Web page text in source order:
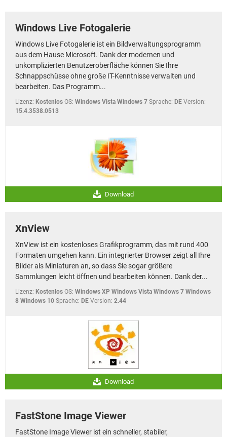
Windows Live Fotogalerie
Windows Live Fotogalerie ist ein Bildverwaltungsprogramm
aus dem Hause Microsoft. Dank der modernen und
unkomplizierten Benutzeroberfläche können Sie Ihre
Schnappschüsse ohne große IT-Kenntnisse verwalten und
bearbeiten. Das Programm...
Lizenz: Kostenlos OS: Windows Vista Windows 7 Sprache: DE Version:
15.4.3538.0513
Download
XnView
XnView ist ein kostenloses Grafikprogramm, das mit rund 400
Formaten umgehen kann. Ein integrierter Browser zeigt all Ihre
Bilder als Miniaturen an, so dass Sie sogar größere
Sammlungen leicht öffnen und bearbeiten können. Dank der...
Lizenz: Kostenlos OS: Windows XP Windows Vista Windows 7 Windows
8 Windows 10 Sprache: DE Version: 2.44
Download
FastStone Image Viewer
FastStone Image Viewer ist ein schneller, stabiler,